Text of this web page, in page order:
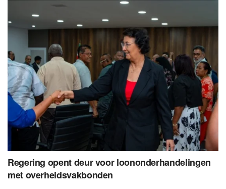
Regering opent deur voor loononderhandelingen
met overheidsvakbonden